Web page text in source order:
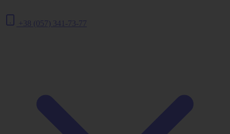
+38 (057) 341-73-77